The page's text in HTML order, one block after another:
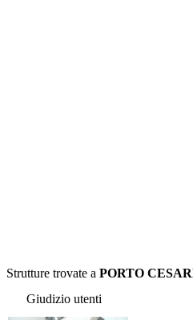
Strutture trovate a PORTO
Giudizio utenti